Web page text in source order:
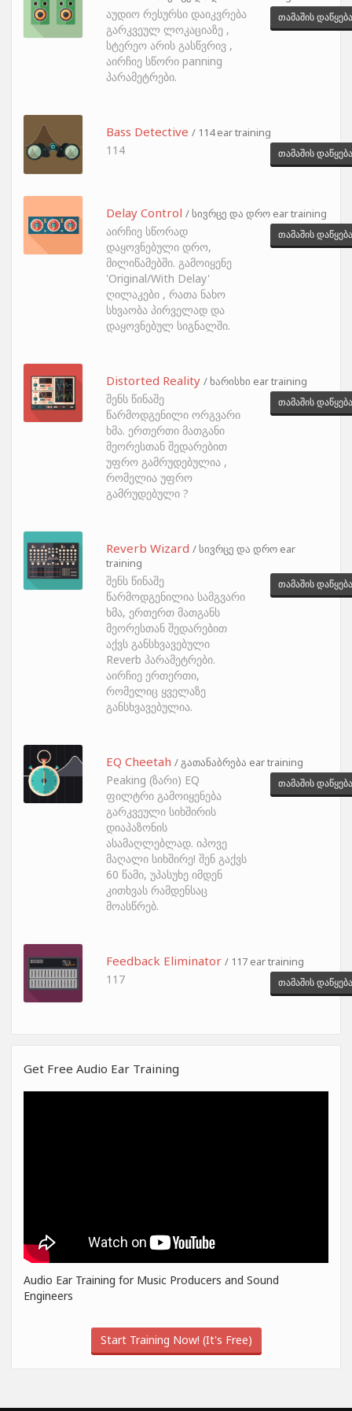
აუდიო რესურსი დაიკვრება
გარკვეულ ლოკაციაზე ,
სტერეო არის გასწვრივ ,
აირჩიე სწორი panning
პარამეტრები.
თამაშის დაწყება
Bass Detective / 114 ear training
114 თამაშის დაწყება
Delay Control / სივრცე და დრო ear training
აირჩიე სწორად
დაყოვნებული დრო,
მილიწამებში. გამოიყენე
'Original/With Delay'
ღილაკები , რათა ნახო
სხვაობა პირველად და
დაყოვნებულ სიგნალში.
თამაშის დაწყება
Distorted Reality / ხარისხი ear training
შენს წინაშე
წარმოდგენილი ორგვარი
ხმა. ერთერთი მათგანი
მეორესთან შედარებით
უფრო გამრუდებულია ,
რომელია უფრო
გამრუდებული ?
თამაშის დაწყება
Reverb Wizard / სივრცე და დრო ear
training
შენს წინაშე
წარმოდგენილია სამგვარი
ხმა, ერთერთ მათგანს
მეორესთან შედარებით
აქვს განსხვავებული
Reverb პარამეტრები.
აირჩიე ერთერთი,
რომელიც ყველაზე
განსხვავებულია.
თამაშის დაწყება
EQ Cheetah / გათანაბრება ear training
Peaking (ზარი) EQ
ფილტრი გამოიყენება
გარკვეული სიხშირის
დიაპაზონის
ასამაღლებლად. იპოვე
მაღალი სიხშირე! შენ გაქვს
60 წამი, უპასუხე იმდენ
კითხვას რამდენსაც
მოასწრებ.
თამაშის დაწყება
Feedback Eliminator / 117 ear training
117 თამაშის დაწყება
Get Free Audio Ear Training
Audio Ear Training for Music Producers and Sound
Engineers
Start Training Now! (It's Free)